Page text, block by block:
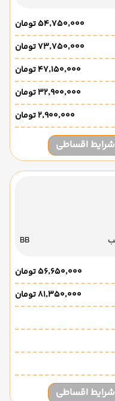
۵۴٬۷۵۰٬۰۰۰ تومان
۷۳٬۷۵۰٬۰۰۰ تومان
۴۷٬۱۵۰٬۰۰۰ تومان
۳۲٬۹۰۰٬۰۰۰ تومان
۲٬۹۰۰٬۰۰۰ تومان
شرایط اقساطی
BB
۵۶٬۶۵۰٬۰۰۰ تومان
۸۱٬۳۵۰٬۰۰۰ تومان
شرایط اقساطی